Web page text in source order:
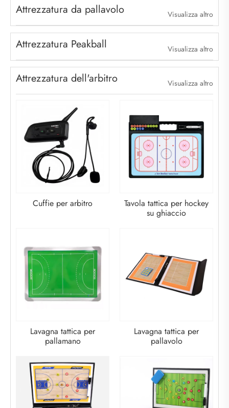
Attrezzatura da pallavolo Visualizza altro
Attrezzatura Peakball Visualizza altro
Attrezzatura dell'arbitro Visualizza altro
Cuffie per arbitro
Tavola tattica per hockey
su ghiaccio
Lavagna tattica per
pallamano
Lavagna tattica per
pallavolo